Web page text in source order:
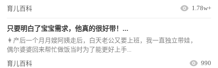
育儿百科
1.78w+
只要明白了宝宝需求，他真的很好带！...
👩产后一个月月嫂阿姨走后，白天老公又要上班，我一直独立带娃，
偶尔婆婆回来帮忙做饭当时为了能更好上手...
育儿百科
990